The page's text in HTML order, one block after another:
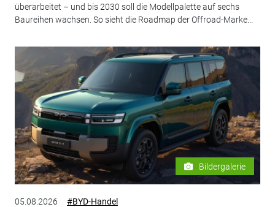
überarbeitet – und bis 2030 soll die Modellpalette auf sechs
Baureihen wachsen. So sieht die Roadmap der Offroad-Marke...
Bildergalerie
05.08.2026 #BYD-Handel